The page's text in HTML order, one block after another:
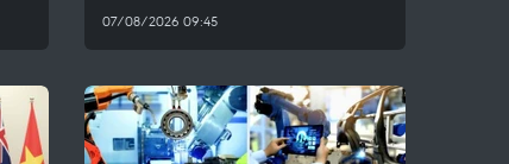
07/08/2026 09:45